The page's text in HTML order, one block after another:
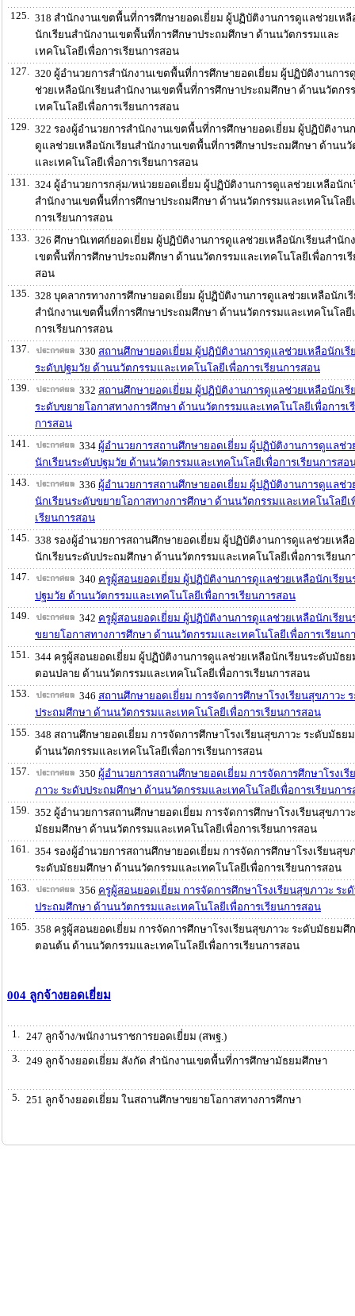
125.
318 สำนักงานเขตพื้นที่การศึกษายอดเยี่ยม ผู้ปฏิบัติงานการดูแลช่วยเหลื
นักเรียนสำนักงานเขตพื้นที่การศึกษาประถมศึกษา ด้านนวัตกรรมและ
เทคโนโลยีเพื่อการเรียนการสอน
127.
320 ผู้อำนวยการสำนักงานเขตพื้นที่การศึกษายอดเยี่ยม ผู้ปฏิบัติงานการ
ช่วยเหลือนักเรียนสำนักงานเขตพื้นที่การศึกษาประถมศึกษา ด้านนวัตกร
เทคโนโลยีเพื่อการเรียนการสอน
129.
322 รองผู้อำนวยการสำนักงานเขตพื้นที่การศึกษายอดเยี่ยม ผู้ปฏิบัติงาน
ดูแลช่วยเหลือนักเรียนสำนักงานเขตพื้นที่การศึกษาประถมศึกษา ด้านนวั
และเทคโนโลยีเพื่อการเรียนการสอน
131.
324 ผู้อำนวยการกลุ่ม/หน่วยยอดเยี่ยม ผู้ปฏิบัติงานการดูแลช่วยเหลือนัก
สำนักงานเขตพื้นที่การศึกษาประถมศึกษา ด้านนวัตกรรมและเทคโนโลยี
การเรียนการสอน
133.
326 ศึกษานิเทศก์ยอดเยี่ยม ผู้ปฏิบัติงานการดูแลช่วยเหลือนักเรียนสำนัก
เขตพื้นที่การศึกษาประถมศึกษา ด้านนวัตกรรมและเทคโนโลยีเพื่อการเ
สอน
135.
328 บุคลากรทางการศึกษายอดเยี่ยม ผู้ปฏิบัติงานการดูแลช่วยเหลือนักเ
สำนักงานเขตพื้นที่การศึกษาประถมศึกษา ด้านนวัตกรรมและเทคโนโลยี
การเรียนการสอน
137.
330 สถานศึกษายอดเยี่ยม ผู้ปฏิบัติงานการดูแลช่วยเหลือนักเรี
ระดับปฐมวัย ด้านนวัตกรรมและเทคโนโลยีเพื่อการเรียนการสอน
139.
332 สถานศึกษายอดเยี่ยม ผู้ปฏิบัติงานการดูแลช่วยเหลือนักเรี
ระดับขยายโอกาสทางการศึกษา ด้านนวัตกรรมและเทคโนโลยีเพื่อการเ
การสอน
141.
334 ผู้อำนวยการสถานศึกษายอดเยี่ยม ผู้ปฏิบัติงานการดูแลช่ว
นักเรียนระดับปฐมวัย ด้านนวัตกรรมและเทคโนโลยีเพื่อการเรียนการสอ
143.
336 ผู้อำนวยการสถานศึกษายอดเยี่ยม ผู้ปฏิบัติงานการดูแลช่ว
นักเรียนระดับขยายโอกาสทางการศึกษา ด้านนวัตกรรมและเทคโนโลยีเ
เรียนการสอน
145.
338 รองผู้อำนวยการสถานศึกษายอดเยี่ยม ผู้ปฏิบัติงานการดูแลช่วยเหลือ
นักเรียนระดับประถมศึกษา ด้านนวัตกรรมและเทคโนโลยีเพื่อการเรียนก
147.
340 ครูผู้สอนยอดเยี่ยม ผู้ปฏิบัติงานการดูแลช่วยเหลือนักเรียน
ปฐมวัย ด้านนวัตกรรมและเทคโนโลยีเพื่อการเรียนการสอน
149.
342 ครูผู้สอนยอดเยี่ยม ผู้ปฏิบัติงานการดูแลช่วยเหลือนักเรียน
ขยายโอกาสทางการศึกษา ด้านนวัตกรรมและเทคโนโลยีเพื่อการเรียนก
151.
344 ครูผู้สอนยอดเยี่ยม ผู้ปฏิบัติงานการดูแลช่วยเหลือนักเรียนระดับมัธ
ตอนปลาย ด้านนวัตกรรมและเทคโนโลยีเพื่อการเรียนการสอน
153.
346 สถานศึกษายอดเยี่ยม การจัดการศึกษาโรงเรียนสุขภาวะ
ประถมศึกษา ด้านนวัตกรรมและเทคโนโลยีเพื่อการเรียนการสอน
155.
348 สถานศึกษายอดเยี่ยม การจัดการศึกษาโรงเรียนสุขภาวะ ระดับมัธย
ด้านนวัตกรรมและเทคโนโลยีเพื่อการเรียนการสอน
157.
350 ผู้อำนวยการสถานศึกษายอดเยี่ยม การจัดการศึกษาโรงเรี
ภาวะ ระดับประถมศึกษา ด้านนวัตกรรมและเทคโนโลยีเพื่อการเรียนกา
159.
352 ผู้อำนวยการสถานศึกษายอดเยี่ยม การจัดการศึกษาโรงเรียนสุขภาว
มัธยมศึกษา ด้านนวัตกรรมและเทคโนโลยีเพื่อการเรียนการสอน
161.
354 รองผู้อำนวยการสถานศึกษายอดเยี่ยม การจัดการศึกษาโรงเรียนสุข
ระดับมัธยมศึกษา ด้านนวัตกรรมและเทคโนโลยีเพื่อการเรียนการสอน
163.
356 ครูผู้สอนยอดเยี่ยม การจัดการศึกษาโรงเรียนสุขภาวะ ระ
ประถมศึกษา ด้านนวัตกรรมและเทคโนโลยีเพื่อการเรียนการสอน
165.
358 ครูผู้สอนยอดเยี่ยม การจัดการศึกษาโรงเรียนสุขภาวะ ระดับมัธยมศึ
ตอนต้น ด้านนวัตกรรมและเทคโนโลยีเพื่อการเรียนการสอน
004 ลูกจ้างยอดเยี่ยม
1.
247 ลูกจ้าง/พนักงานราชการยอดเยี่ยม (สพฐ.)
3.
249 ลูกจ้างยอดเยี่ยม สังกัด สำนักงานเขตพื้นที่การศึกษามัธยมศึกษา
5. 251 ลูกจ้างยอดเยี่ยม ในสถานศึกษาขยายโอกาสทางการศึกษา